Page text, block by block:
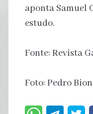
aponta Samuel
estudo.
Fonte: Revista
Foto: Pedro